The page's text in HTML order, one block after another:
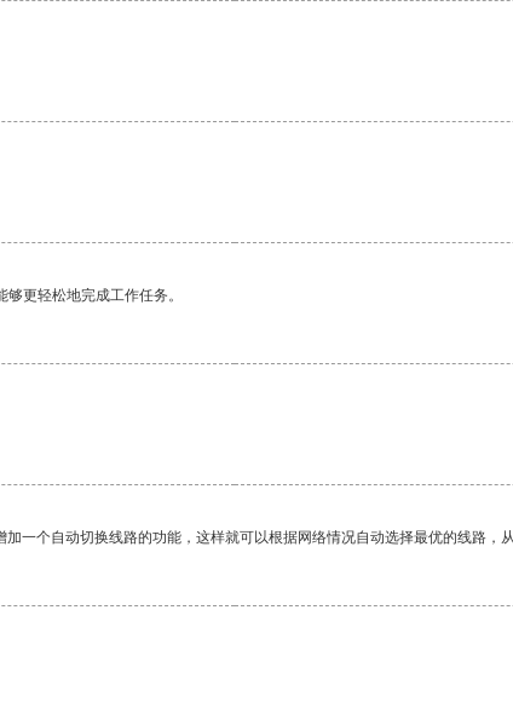
更轻松地完成工作任务。
一个自动切换线路的功能，这样就可以根据网络情况自动选择最优的线路，